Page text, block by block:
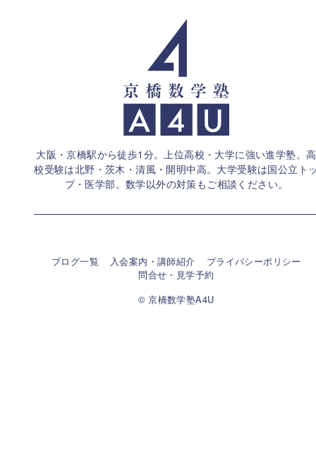
大阪・京橋駅から徒歩1分。上位高校・大学に強い進学塾。高
校受験は北野・茨木・清風・開明中高。大学受験は国公立ト
プ・医学部。 数学以外の対策もご相談ください。
ブログ一覧 入会案内・講師紹介
プライバシーポリシー
問合せ・見学予約
© 京橋数学塾A4U